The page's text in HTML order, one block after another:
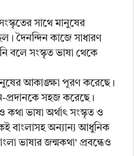
সংস্কৃতের সাথে মানুষের
দৈনন্দিন কাজে সাধারণ
বলে সংস্কৃত ভাষা থেকে
আকাঙ্ক্ষা পূরণ করেছে।
প্রদানকে সহজ করেছে।
কথা ভাষা অর্থাৎ সংস্কৃত ও
বাংলাসহ অন্যান্য আধুনিক
ভাষার জন্মকথা’ প্রবন্ধেও